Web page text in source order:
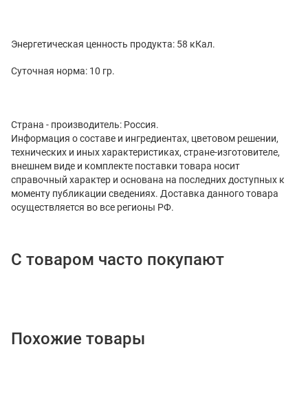
Энергетическая ценность продукта: 58 кКал.
Суточная норма: 10 гр.
Страна - производитель: Россия.
Информация о составе и ингредиентах, цветовом решении,
технических и иных характеристиках, стране-изготовителе,
внешнем виде и комплекте поставки товара носит
справочный характер и основана на последних доступных к
моменту публикации сведениях. Доставка данного товара
осуществляется во все регионы РФ.
С товаром часто покупают
Похожие товары